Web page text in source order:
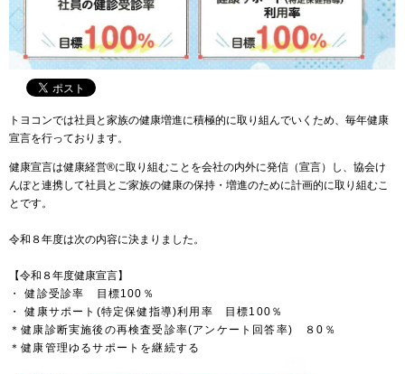
トヨコンでは社員と家族の健康増進に積極的に取り組んでいくため、毎年健康
宣言を行っております。
健康宣言は健康経営®に取り組むことを会社の内外に発信（宣言）し、協会け
んぽと連携して社員とご家族の健康の保持・増進のために計画的に取り組むこ
とです。
令和８年度は次の内容に決まりました。
【令和８年度健康宣言】
・ 健診受診率 目標100％
・健康サポート(特定保健指導)利用率 目標100％
＊健康診断実施後の再検査受診率(アンケート回答率) ８0％
＊健康管理ゆるサポートを継続する